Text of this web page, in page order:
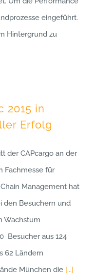
eingeführt.
Hintergrund zu
2015 in
Erfolg
der CAPcargo an der
Fachmesse für
Management hat
den Besuchern und
Wachstum
Besucher aus 124
62 Ländern
München die [...]